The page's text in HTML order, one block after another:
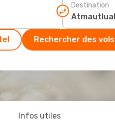
Destination
Rechercher des vols
Infos utiles